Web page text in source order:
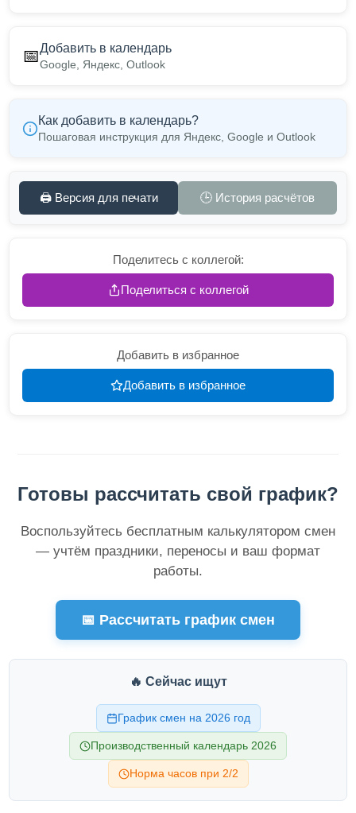
📅Добавить в календарь
Google, Яндекс, Outlook
Как добавить в календарь?
Пошаговая инструкция для Яндекс, Google и Outlook
🖨️ Версия для печати 🕒 История расчётов
Поделитесь с коллегой:
Поделиться с коллегой
Добавить в избранное
Добавить в избранное
Готовы рассчитать свой график?
Воспользуйтесь бесплатным калькулятором смен
— учтём праздники, переносы и ваш формат
работы.
📅 Рассчитать график смен
🔥 Сейчас ищут
График смен на 2026 год
Производственный календарь 2026
Норма часов при 2/2